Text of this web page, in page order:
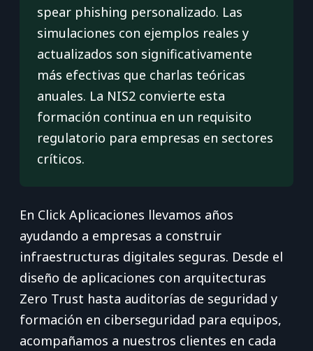
spear phishing personalizado. Las
simulaciones con ejemplos reales y
actualizados son significativamente
más efectivas que charlas teóricas
anuales. La NIS2 convierte esta
formación continua en un requisito
regulatorio para empresas en sectores
críticos.
En Click Aplicaciones llevamos años
ayudando a empresas a construir
infraestructuras digitales seguras. Desde el
diseño de aplicaciones con arquitecturas
Zero Trust hasta auditorías de seguridad y
formación en ciberseguridad para equipos,
acompañamos a nuestros clientes en cada